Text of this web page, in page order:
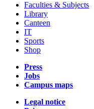
Faculties & Subjects
Library
Canteen
IT
Sports
Shop
Press
Jobs
Campus maps
Legal notice